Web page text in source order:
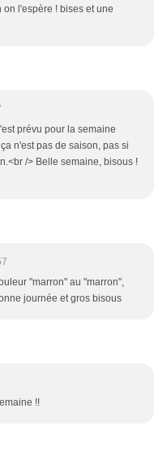
l'espère ! bises et une
prévu pour la semaine
n'est pas de saison, pas si
/> Belle semaine, bisous !
"marron" au "marron",
journée et gros bisous
!!